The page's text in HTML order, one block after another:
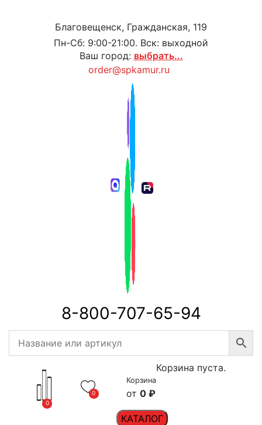
Благовещенск, Гражданская, 119
Пн-Сб: 9:00-21:00. Вск: выходной
Ваш город: выбрать...
order@spkamur.ru
8-800-707-65-94
0
0
Корзина
0 ₽
Корзина пуста.
КАТАЛОГ